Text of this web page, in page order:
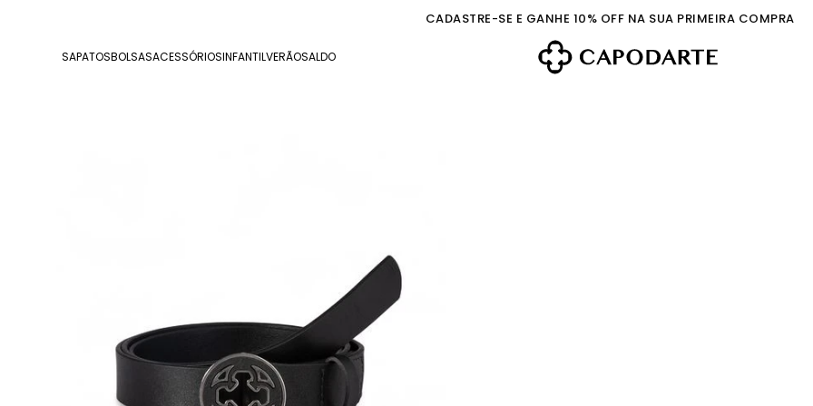
CADASTRE-SE E GANHE 10% OFF NA SUA PRIMEIRA COMPRA
SAPATOSBOLSASACESSÓRIOSINFANTILVERÃOSALDO